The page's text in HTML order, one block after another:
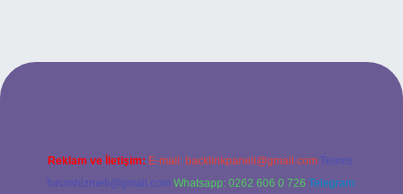
tulipbett.net/
Reklam ve İletişim: E-mail: backlinkpaneli@gmail.com Teams:
forumhizmeti@gmail.com Whatsapp: 0262 606 0 726 Telegram: